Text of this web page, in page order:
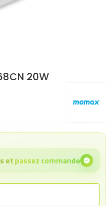
20W
et passez commande